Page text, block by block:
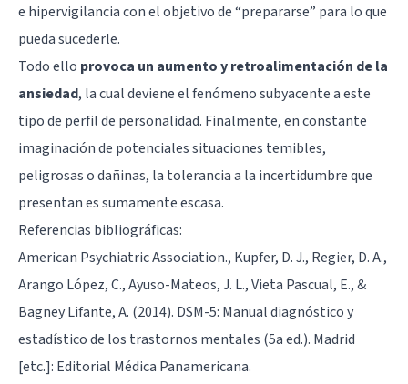
e hipervigilancia con el objetivo de “prepararse” para lo que
pueda sucederle.
Todo ello provoca un aumento y retroalimentación de la
ansiedad, la cual deviene el fenómeno subyacente a este
tipo de perfil de personalidad. Finalmente, en constante
imaginación de potenciales situaciones temibles,
peligrosas o dañinas, la tolerancia a la incertidumbre que
presentan es sumamente escasa.
Referencias bibliográficas:
American Psychiatric Association., Kupfer, D. J., Regier, D. A.,
Arango López, C., Ayuso-Mateos, J. L., Vieta Pascual, E., &
Bagney Lifante, A. (2014). DSM-5: Manual diagnóstico y
estadístico de los trastornos mentales (5a ed.). Madrid
[etc.]: Editorial Médica Panamericana.